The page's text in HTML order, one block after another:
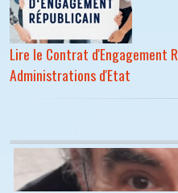
Lire le Contrat d'Engagement
Administrations d'Etat